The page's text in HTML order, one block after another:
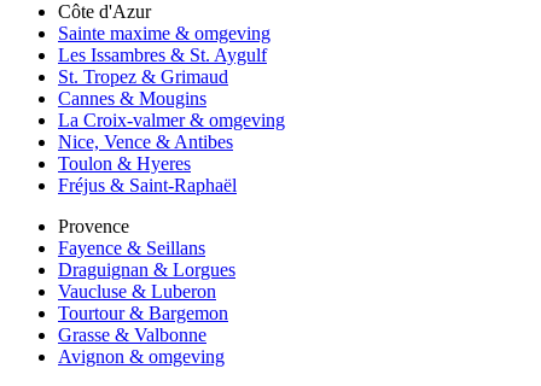
Côte d'Azur
Sainte maxime & omgeving
Les Issambres & St. Aygulf
St. Tropez & Grimaud
Cannes & Mougins
La Croix-valmer & omgeving
Nice, Vence & Antibes
Toulon & Hyeres
Fréjus & Saint-Raphaël
Provence
Fayence & Seillans
Draguignan & Lorgues
Vaucluse & Luberon
Tourtour & Bargemon
Grasse & Valbonne
Avignon & omgeving